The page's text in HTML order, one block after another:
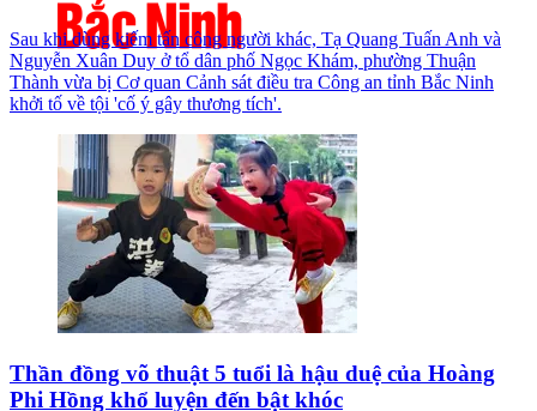
Sau khi dùng kiếm tấn công người khác, Tạ Quang Tuấn Anh và
Nguyễn Xuân Duy ở tổ dân phố Ngọc Khám, phường Thuận
Thành vừa bị Cơ quan Cảnh sát điều tra Công an tỉnh Bắc Ninh
khởi tố về tội 'cố ý gây thương tích'.
Thần đồng võ thuật 5 tuổi là hậu duệ của Hoàng
Phi Hồng khổ luyện đến bật khóc